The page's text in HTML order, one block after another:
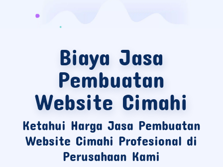
Biaya Jasa
Pembuatan
Website Cimahi
Ketahui Harga Jasa Pembuatan
Website Cimahi Profesional di
Perusahaan Kami